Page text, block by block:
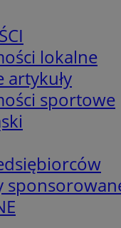
lokalne
artykuły
sportowe